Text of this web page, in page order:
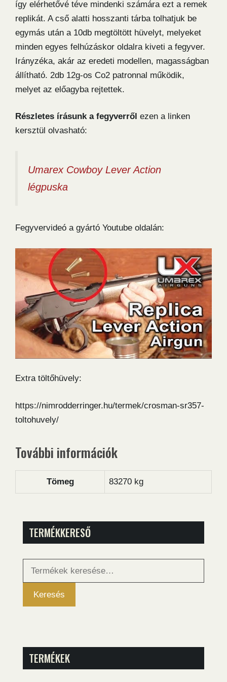
így elérhetővé téve mindenki számára ezt a remek
replikát. A cső alatti hosszanti tárba tolhatjuk be
egymás után a 10db megtöltött hüvelyt, melyeket
minden egyes felhúzáskor oldalra kiveti a fegyver.
Irányzéka, akár az eredeti modellen, magasságban
állítható. 2db 12g-os Co2 patronnal működik,
melyet az előagyba rejtettek.
Részletes írásunk a fegyverről ezen a linken
kersztül olvasható:
Umarex Cowboy Lever Action
légpuska
Fegyvervideó a gyártó Youtube oldalán:
Extra töltőhüvely:
https://nimrodderringer.hu/termek/crosman-sr357-
toltohuvely/
További információk
Tömeg 83270 kg
TERMÉKKERESŐ
következőre:
Keresés
TERMÉKEK